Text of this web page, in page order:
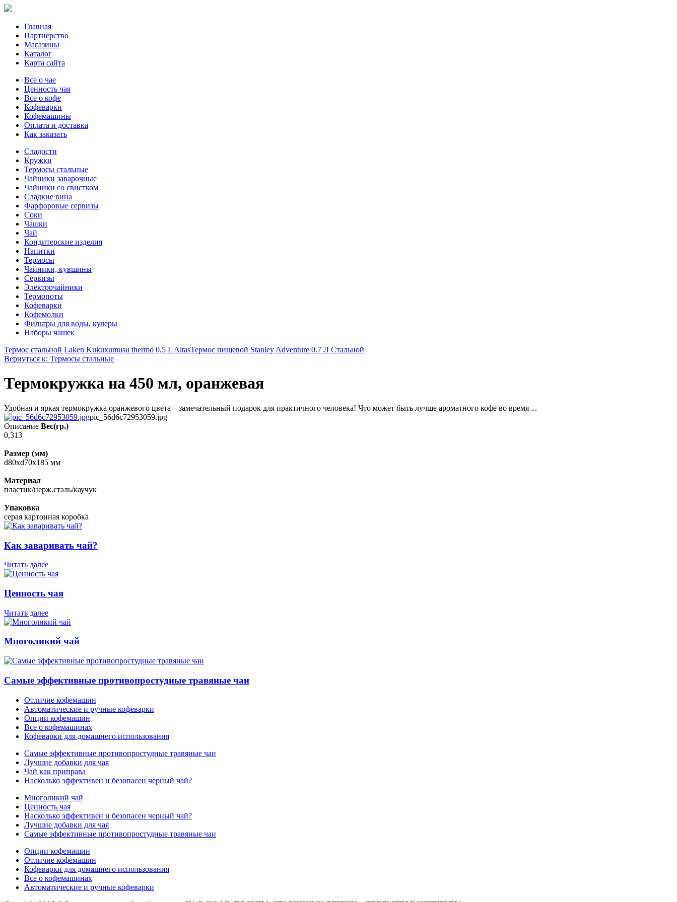
Главная
Партнерство
Магазины
Каталог
Карта сайта
Все о чае
Ценность чая
Все о кофе
Кофеварки
Кофемашины
Оплата и доставка
Как заказать
Сладости
Кружки
Термосы стальные
Чайники заварочные
Чайники со свистком
Сладкие вина
Фарфоровые сервизы
Соки
Чашки
Чай
Кондитерские изделия
Напитки
Термосы
Чайники, кувшины
Сервизы
Электрочайники
Термопоты
Кофеварки
Кофемолки
Фильтры для воды, кулеры
Наборы чашек
Термос стальной Laken Kukuxumusu thermo 0,5 L AltasТермос пищевой Stanley Adventure 0.7 Л Стальной
Вернуться к: Термосы стальные
Термокружка на 450 мл, оранжевая
Удобная и яркая термокружка оранжевого цвета – замечательный подарок для практичного человека! Что может быть лучше ароматного кофе во время ...
pic_56d6c72953059.jpg
Описание Вес(гр.)
0,313
Размер (мм)
d80xd70х185 мм
Материал
пластик/нерж.сталь/каучук
Упаковка
серая картонная коробка
Как заваривать чай?
Читать далее
Ценность чая
Читать далее
Многоликий чай
Самые эффективные противопростудные травяные чаи
Отличие кофемашин
Автоматические и ручные кофеварки
Опции кофемашин
Все о кофемашинах
Кофеварки для домашнего использования
Самые эффективные противопростудные травяные чаи
Лучшие добавки для чая
Чай как приправа
Насколько эффективен и безопасен черный чай?
Многоликий чай
Ценность чая
Насколько эффективен и безопасен черный чай?
Лучшие добавки для чая
Самые эффективные противопростудные травяные чаи
Опции кофемашин
Отличие кофемашин
Кофеварки для домашнего использования
Все о кофемашинах
Автоматические и ручные кофеварки